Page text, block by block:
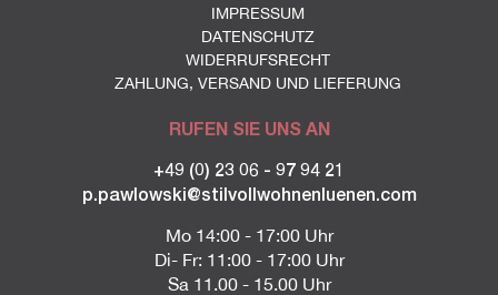
IMPRESSUM
DATENSCHUTZ
WIDERRUFSRECHT
ZAHLUNG, VERSAND UND LIEFERUNG
RUFEN SIE UNS AN
+49 (0) 23 06 - 97 94 21
p.pawlowski@stilvollwohnenluenen.com
Mo 14:00 - 17:00 Uhr
Di- Fr: 11:00 - 17:00 Uhr
Sa 11.00 - 15.00 Uhr